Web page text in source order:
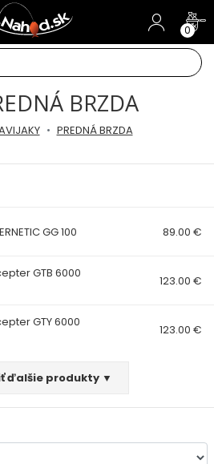
0
BRZDA
PREDNÁ BRZDA
GG 100 89.00 €
GTB 6000
123.00 €
GTY 6000
123.00 €
ďalšie produkty ▼